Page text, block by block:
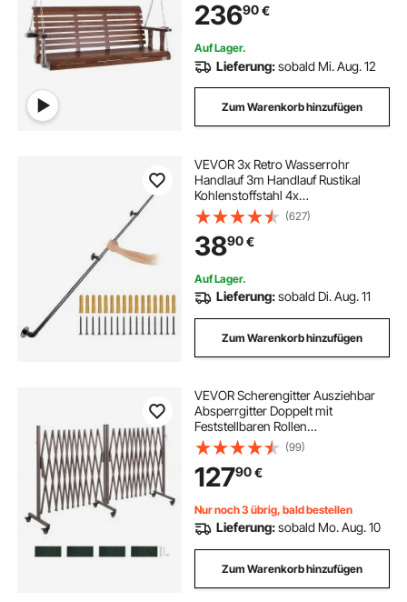
Schaukelstuhlbank mit
Aufhängeketten für den
Außenbereich, braun
23690€
Auf Lager.
Lieferung:sobald Mi. Aug. 12
Zum Warenkorb hinzufügen
VEVOR 3x Retro Wasserrohr
Handlauf 3m Handlauf Rustikal
Kohlenstoffstahl 4x
Wandhalterungen Industrieller
Geländer Schutzbügel 200kg
Tragfähigkeit Geeignet für
Handläufe im Innen-/Außenbereich
(627)
3890€
Auf Lager.
Lieferung:sobald Di. Aug. 11
Zum Warenkorb hinzufügen
VEVOR Scherengitter Ausziehbar
Absperrgitter Doppelt mit
Feststellbaren Rollen
Scherensperre 8,18 m Verstellbar,
Mobiles Schutzgitter für
Warnwirkung, Metallbarrikade für
Außenbereich & Industrie
(99)
12790€
Nur noch 3 übrig, bald bestellen
Lieferung:sobald Mo. Aug. 10
Zum Warenkorb hinzufügen